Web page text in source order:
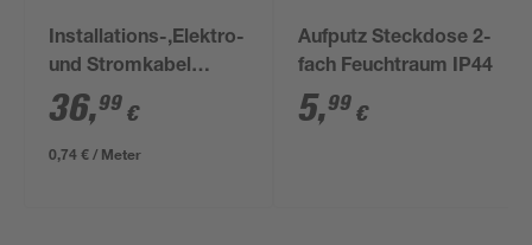
Installations-,Elektro-
und Stromkabel
NYM-J 3x1,5mm² 50
m
36,99 €
0,74 € / Meter
Aufputz Steckdose 2-
fach Feuchtraum IP44
5,99 €